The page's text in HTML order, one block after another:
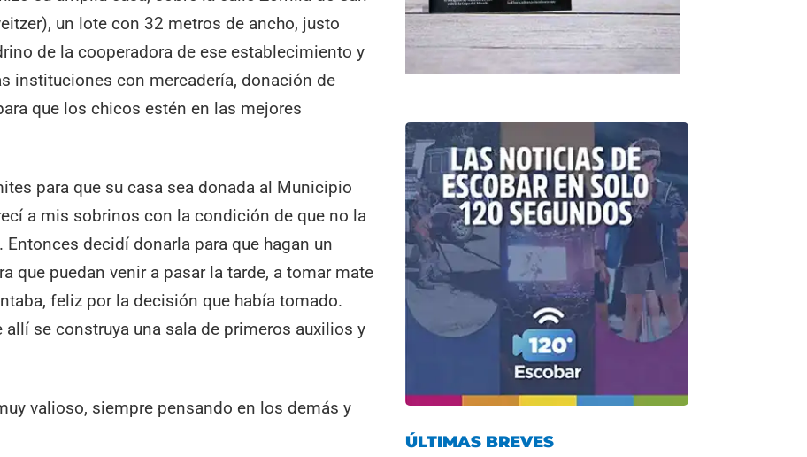
un lote con 32 metros de ancho, justo
de la cooperadora de ese establecimiento y
instituciones con mercadería, donación de
que los chicos estén en las mejores
para que su casa sea donada al Municipio
a mis sobrinos con la condición de que no la
decidí donarla para que hagan un
que puedan venir a pasar la tarde, a tomar mate
feliz por la decisión que había tomado.
se construya una sala de primeros auxilios y
valioso, siempre pensando en los demás y
ÚLTIMAS BREVES